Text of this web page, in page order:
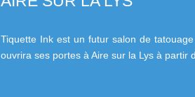
Tiquette Ink est un futur salon de
ouvrira ses portes à Aire sur la Lys à partir